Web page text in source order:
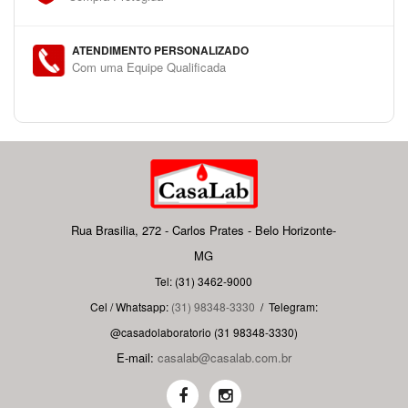
ATENDIMENTO PERSONALIZADO
Com uma Equipe Qualificada
Rua Brasilia, 272 - Carlos Prates - Belo Horizonte-
MG
Tel: (31) 3462-9000
Cel / Whatsapp: (31) 98348-3330 / Telegram:
@casadolaboratorio (31 98348-3330)
E-mail: casalab@casalab.com.br